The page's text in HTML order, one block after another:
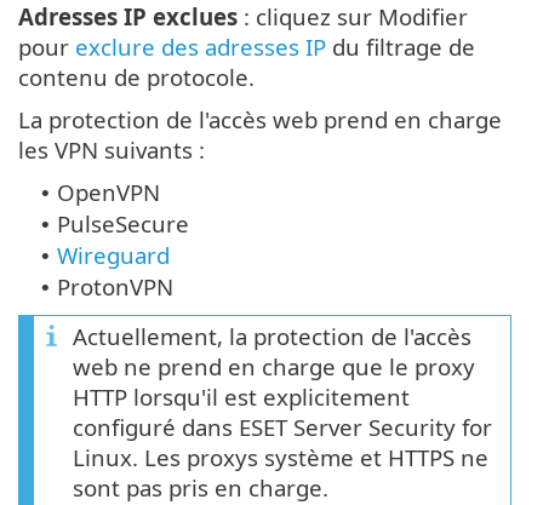
Adresses IP exclues : cliquez sur Modifier
pour exclure des adresses IP du filtrage de
contenu de protocole.
La protection de l'accès web prend en charge
les VPN suivants :
• OpenVPN
• PulseSecure
• Wireguard
• ProtonVPN
Actuellement, la protection de l'accès
web ne prend en charge que le proxy
HTTP lorsqu'il est explicitement
configuré dans ESET Server Security for
Linux. Les proxys système et HTTPS ne
sont pas pris en charge.